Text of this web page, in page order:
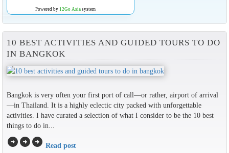
Powered by 12Go Asiasystem
10 BEST ACTIVITIES AND GUIDED TOURS TO DO
IN BANGKOK
Bangkok is very often your first port of call—or rather, airport of arrival
—in Thailand. It is a highly eclectic city packed with unforgettable
activities. I have curated a selection of what I consider to be the 10 best
things to do in...
arrow_circle_rightarrow_circle_rightarrow_circle_right Read post